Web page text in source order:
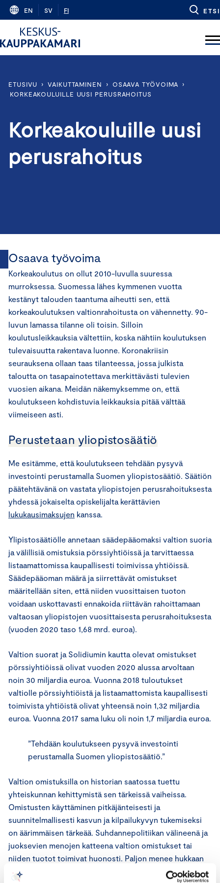
Skip
content
EN SV FI ETSI
ETUSIVU › VAIKUTTAMINEN › OSAAVA TYÖVOIMA
›
KORKEAKOULUILLE UUSI PERUSRAHOITUS
Korkeakouluille uusi
perusrahoitus
Osaava työvoima
Korkeakoulutus on ollut 2010-luvulla suuressa
murroksessa. Suomessa lähes kymmenen vuotta
kestänyt talouden taantuma aiheutti sen, että
korkeakoulutuksen valtionrahoitusta on vähennetty. 90-
luvun lamassa tilanne oli toisin. Silloin
koulutusleikkauksia vältettiin, koska nähtiin koulutuksen
tulevaisuutta rakentava luonne. Koronakriisin
seurauksena ollaan taas tilanteessa, jossa julkista
taloutta on tasapainotettava merkittävästi tulevien
vuosien aikana. Meidän näkemyksemme on, että
koulutukseen kohdistuvia leikkauksia pitää välttää
viimeiseen asti.
Perustetaan yliopistosäätiö
Me esitämme, että koulutukseen tehdään pysyvä
investointi perustamalla Suomen yliopistosäätiö. Säätiön
päätehtävänä on vastata yliopistojen perusrahoituksesta
yhdessä jokaiselta opiskelijalta kerättävien
lukukausimaksujen kanssa.
Ylipistosäätiölle annetaan säädepääomaksi valtion suoria
ja välillisiä omistuksia pörssiyhtiöissä ja tarvittaessa
listaamattomissa kaupallisesti toimivissa yhtiöissä.
Säädepääoman määrä ja siirrettävät omistukset
määritellään siten, että niiden vuosittaisen tuoton
voidaan uskottavasti ennakoida riittävän rahoittamaan
valtaosan yliopistojen vuosittaisesta perusrahoituksesta
(vuoden 2020 taso 1,68 mrd. euroa).
Valtion suorat ja Solidiumin kautta olevat omistukset
pörssiyhtiöissä olivat vuoden 2020 alussa arvoltaan
noin 30 miljardia euroa. Vuonna 2018 tuloutukset
valtiolle pörssiyhtiöistä ja listaamattomista kaupallisesti
toimivista yhtiöistä olivat yhteensä noin 1,32 miljardia
euroa. Vuonna 2017 sama luku oli noin 1,7 miljardia euroa.
”Tehdään koulutukseen pysyvä investointi
perustamalla Suomen yliopistosäätiö.”
Valtion omistuksilla on historian saatossa tuettu
yhteiskunnan kehittymistä sen tärkeissä vaiheissa.
Omistusten käyttäminen pitkäjänteisesti ja
suunnitelmallisesti kasvun ja kilpailukyvyn tukemiseksi
on äärimmäisen tärkeää. Suhdannepolitiikan välineenä ja
juoksevien menojen katteena valtion omistukset tai
niiden tuotot toimivat huonosti. Paljon menee hukkaan
eikä hukattua saa takaisin. Meidän näkemyksemme